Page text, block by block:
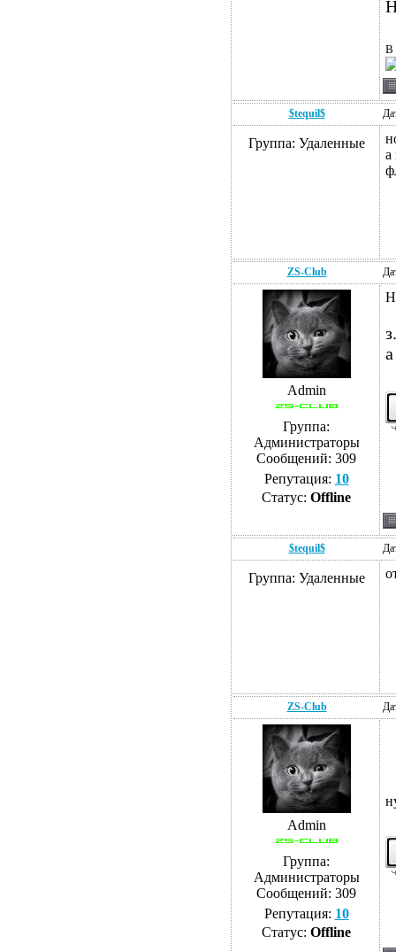
В
$tequil$
Группа: Удаленные
а
ZS-Club
Admin
Группа:
Администраторы
Сообщений: 309
Репутация: 10
Статус: Offline
$tequil$
Группа: Удаленные
ZS-Club
Admin
Группа:
Администраторы
Сообщений: 309
Репутация: 10
Статус: Offline